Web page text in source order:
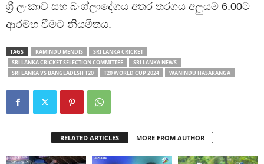
ශ්‍රී ලංකාව සහ බංග්ලාදේශය අතර තරගය අලුයම 6.00ට
ආරම්භ වීමට නියමිතය.
TAGS KAMINDU MENDIS
SRI LANKA CRICKET
SRI LANKA CRICKET SELECTION COMMITTEE
SRI LANKA NEWS
SRI LANKA VS BANGLADESH T20
T20 WORLD CUP 2024 WANINDU HASARANGA
RELATED ARTICLES MORE FROM AUTHOR